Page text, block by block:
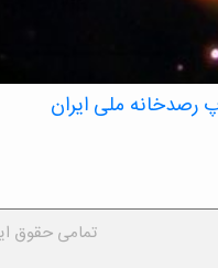
رصدخانه ملی ایران
تمامی حقوق